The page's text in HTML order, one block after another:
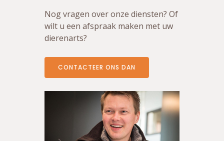
Nog vragen over onze diensten? Of
wilt u een afspraak maken met uw
dierenarts?
CONTACTEER ONS DAN